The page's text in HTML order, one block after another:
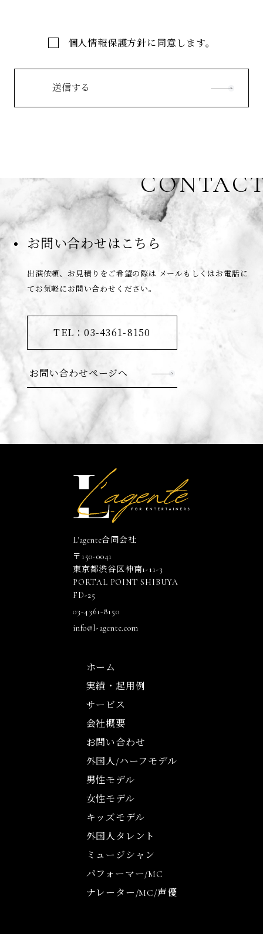
個人情報保護方針に同意します。
送信する
お問い合わせはこちら
出演依頼、お見積りをご希望の際は メールもしくはお電話に
てお気軽にお問い合わせください。
TEL：03-4361-8150
お問い合わせページへ
L'agente合同会社
〒150-0041
東京都渋谷区神南1-11-3
PORTAL POINT SHIBUYA
FD-25
03-4361-8150
info@l-agente.com
ホーム
実績・起用例
サービス
会社概要
お問い合わせ
外国人/ハーフモデル
男性モデル
女性モデル
キッズモデル
外国人タレント
ミュージシャン
パフォーマー/MC
ナレーター/MC/声優